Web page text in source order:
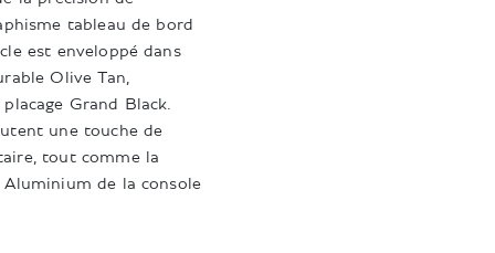
tableau de bord
est enveloppé dans
Olive Tan,
Grand Black.
une touche de
tout comme la
de la console